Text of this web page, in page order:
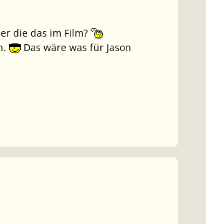
die das im Film?
Das wäre was für Jason